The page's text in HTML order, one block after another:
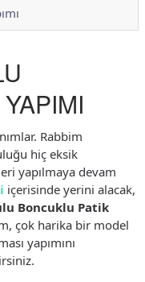
Rabbim
hiç eksik
yapılmaya devam
içerisinde yerini alacak,
Boncuklu Patik
çok harika bir model
yapımını